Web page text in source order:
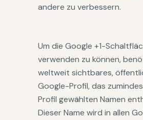
andere zu verbessern.
Um die Google +1-
verwenden zu können,
weltweit sichtbares,
Google-Profil, das
Profil gewählten Namen
Dieser Name wird in allen